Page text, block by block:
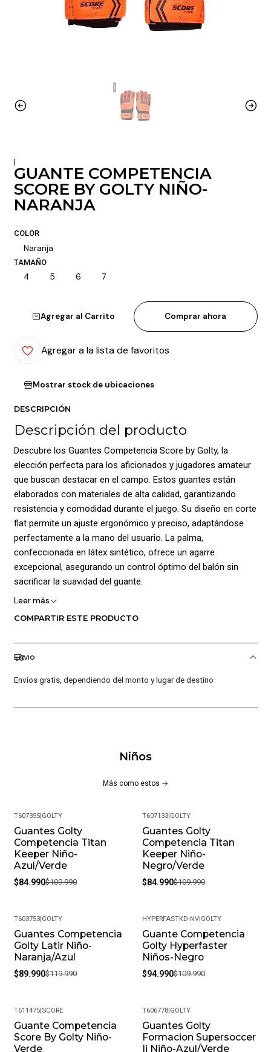
|
GUANTE COMPETENCIA
SCORE BY GOLTY NIÑO-
NARANJA
COLOR
Naranja
TAMAÑO
4 5 6 7
Agregar al Carrito Comprar ahora
Agregar a la lista de favoritos
Mostrar stock de ubicaciones
DESCRIPCIÓN
Descripción del producto
Descubre los Guantes Competencia Score by Golty, la
elección perfecta para los aficionados y jugadores amateur
que buscan destacar en el campo. Estos guantes están
elaborados con materiales de alta calidad, garantizando
resistencia y comodidad durante el juego. Su diseño en corte
flat permite un ajuste ergonómico y preciso, adaptándose
perfectamente a la mano del usuario. La palma,
confeccionada en látex sintético, ofrece un agarre
excepcional, asegurando un control óptimo del balón sin
sacrificar la suavidad del guante.
El dorso de los guantes está hecho de espuma de neopreno
perforado, lo que proporciona un excelente ajuste, suavidad
protección y durabilidad, mientras que el cierre en velcro y la
banda elástica ancha garantizan un ajuste seguro sobre la
enfrentar cualquier desafío en el campo.
Leer más
COMPARTIR ESTE PRODUCTO
Envio
Envíos gratis, dependiendo del monto y lugar de destino
Niños
Más como estos
-23%
T607355|GOLTY
Guantes Golty
Competencia Titan
Keeper Niño-
Azul/Verde
$84.990$109.990
-23%
T607133|GOLTY
Guantes Golty
Competencia Titan
Keeper Niño-
Negro/Verde
$84.990$109.990
-25%
T603753|GOLTY
Guantes Competencia
Golty Latir Niño-
Naranja/Azul
$89.990$119.990
-14%
HYPERFASTKD-NV|GOLTY
Guante Competencia
Golty Hyperfaster
Niños-Negro
$94.990$109.990
T611475|SCORE
Guante Competencia
Score By Golty Niño-
Verde
T606778|GOLTY
Guantes Golty
Formacion Supersoccer
Ii Niño-Azul/Verde